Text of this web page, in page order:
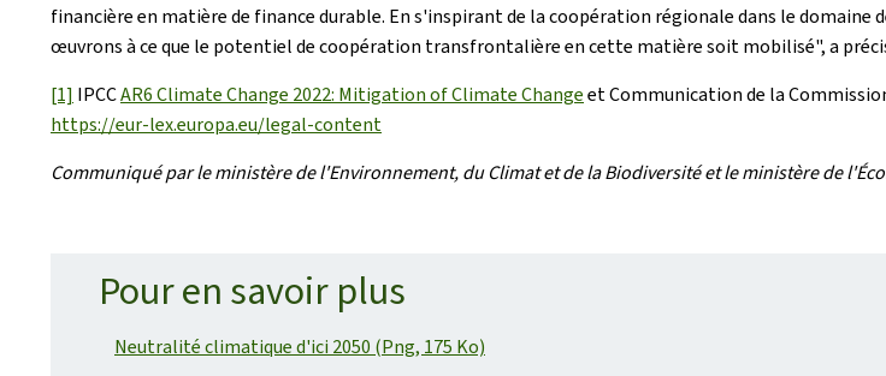
financière en matière de finance durable. En s'inspirant de la coopération régionale dans le domaine
œuvrons à ce que le potentiel de coopération transfrontalière en cette matière soit mobilisé", a
[1] IPCCAR6 Climate Change 2022: Mitigation of Climate Changeet Communication de la
https://eur-lex.europa.eu/legal-content
Communiqué par le ministère de l'Environnement, du Climat et de la Biodiversité et le ministère de
Pour en savoir plus
Neutralité climatique d'ici 2050 (Png, 175 Ko)